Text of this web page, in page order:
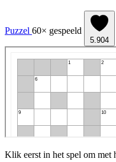
Puzzel 60× gespeeld
5.904
Klik eerst in het spel om met